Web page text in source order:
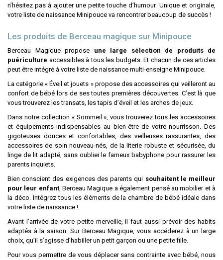
n’hésitez pas à ajouter une petite touche d’humour. Unique et originale,
votre liste de naissance Minipouce va rencontrer beaucoup de succès !
Les produits de Berceau magique sur Minipouce
Berceau Magique propose une large sélection de produits de
puériculture accessibles à tous les budgets. Et chacun de ces articles
peut être intégré à votre liste de naissance multi-enseigne Minipouce.
La catégorie « Éveil et jouets » propose des accessoires qui veilleront au
confort de bébé lors de ses toutes premières découvertes. C’est là que
vous trouverez les transats, les tapis d’éveil et les arches de jeux.
Dans notre collection « Sommeil », vous trouverez tous les accessoires
et équipements indispensables au bien-être de votre nourrisson. Des
gigoteuses douces et confortables, des veilleuses rassurantes, des
accessoires de soin nouveau-nés, de la literie robuste et sécurisée, du
linge de lit adapté, sans oublier le fameux babyphone pour rassurer les
parents inquiets.
Bien conscient des exigences des parents qui souhaitent le meilleur
pour leur enfant, Berceau Magique a également pensé au mobilier et à
la déco. Intégrez tous les éléments de la chambre de bébé idéale dans
votre liste de naissance !
Avant l’arrivée de votre petite merveille, il faut aussi prévoir des habits
adaptés à la saison. Sur Berceau Magique, vous accéderez à un large
choix, qu’il s’agisse d’habiller un petit garçon ou une petite fille.
Pour vous permettre de vous déplacer sans contrainte avec bébé, nous